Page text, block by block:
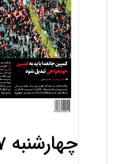
چهارشنبه 17 تیر 1405